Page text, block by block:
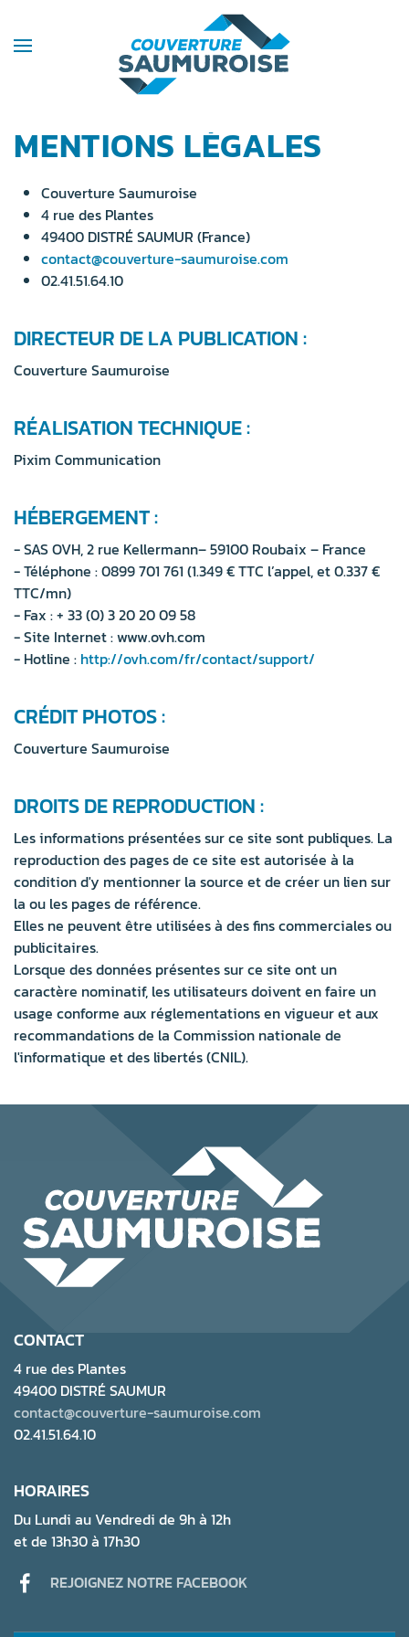
MENTIONS LÉGALES
Couverture Saumuroise
4 rue des Plantes
49400 DISTRÉ SAUMUR (France)
contact@couverture-saumuroise.com
02.41.51.64.10
DIRECTEUR DE LA PUBLICATION :
Couverture Saumuroise
RÉALISATION TECHNIQUE :
Pixim Communication
HÉBERGEMENT :
- SAS OVH, 2 rue Kellermann– 59100 Roubaix – France
- Téléphone : 0899 701 761 (1.349 € TTC l’appel, et 0.337 €
TTC/mn)
- Fax : + 33 (0) 3 20 20 09 58
- Site Internet : www.ovh.com
- Hotline : http://ovh.com/fr/contact/support/
CRÉDIT PHOTOS :
Couverture Saumuroise
DROITS DE REPRODUCTION :
Les informations présentées sur ce site sont publiques. La
reproduction des pages de ce site est autorisée à la
condition d'y mentionner la source et de créer un lien sur
la ou les pages de référence.
Elles ne peuvent être utilisées à des fins commerciales ou
publicitaires.
Lorsque des données présentes sur ce site ont un
caractère nominatif, les utilisateurs doivent en faire un
usage conforme aux réglementations en vigueur et aux
recommandations de la Commission nationale de
l'informatique et des libertés (CNIL).
CONTACT
4 rue des Plantes
49400 DISTRÉ SAUMUR
contact@couverture-saumuroise.com
02.41.51.64.10
HORAIRES
Du Lundi au Vendredi de 9h à 12h
et de 13h30 à 17h30
REJOIGNEZ NOTRE FACEBOOK